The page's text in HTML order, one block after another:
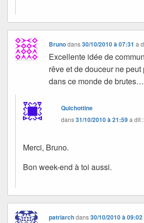
Brunodans30/10/2010 à 07:31 a
Excellente idée de
rêve et de douceur ne
dans ce monde de
Quichottine
dans31/10/2010 à 21:59a dit :
Merci, Bruno.
Bon week-end à toi aussi.
patriarchdans30/10/2010 à 09:02